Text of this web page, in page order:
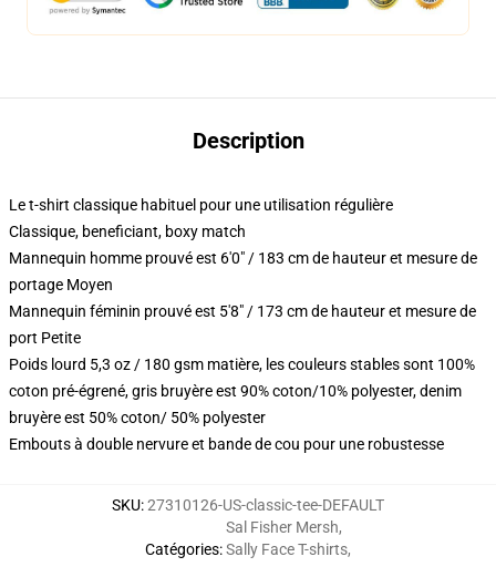
Description
Le t-shirt classique habituel pour une utilisation régulière
Classique, beneficiant, boxy match
Mannequin homme prouvé est 6'0" / 183 cm de hauteur et mesure de
portage Moyen
Mannequin féminin prouvé est 5'8" / 173 cm de hauteur et mesure de
port Petite
Poids lourd 5,3 oz / 180 gsm matière, les couleurs stables sont 100%
coton pré-égrené, gris bruyère est 90% coton/10% polyester, denim
bruyère est 50% coton/ 50% polyester
Embouts à double nervure et bande de cou pour une robustesse
SKU:27310126-US-classic-tee-DEFAULT
Catégories:
Sal Fisher Mersh,
Sally Face T-shirts,